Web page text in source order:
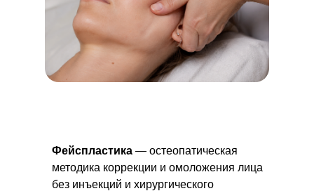
Фейспластика — остеопатическая
методика коррекции и омоложения лица
без инъекций и хирургического